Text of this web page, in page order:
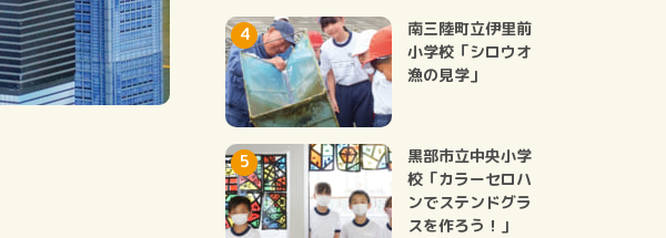
南三陸町立伊里前
小学校「シロウオ
漁の見学」
黒部市立中央小学
校「カラーセロハ
ンでステンドグラ
スを作ろう！」